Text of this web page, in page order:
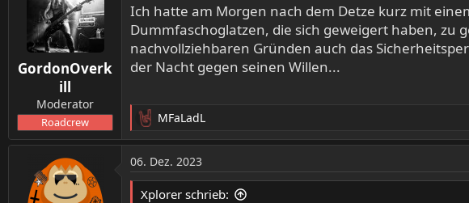
GordonOverk
ill
Moderator
Roadcrew
Ich hatte am Morgen nach dem Detze kurz mit
Dummfaschoglatzen, die sich geweigert haben, zu
nachvollziehbaren Gründen auch das
der Nacht gegen seinen Willen...
R
e
a
k
t
MFaLadL
06. Dez. 2023
Xplorer schrieb: